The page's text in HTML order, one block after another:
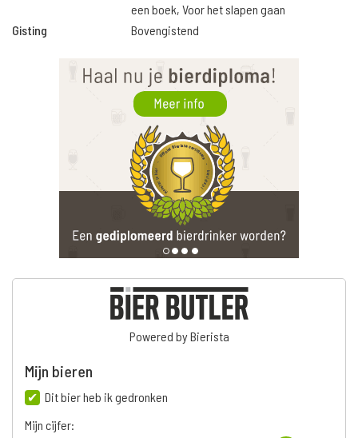
een boek, Voor het slapen gaan
Gisting
Bovengistend
Powered by Bierista
Mijn bieren
Dit bier heb ik gedronken
Mijn cijfer: